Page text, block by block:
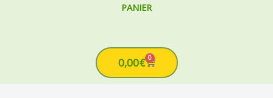
PANIER
0,00€ 0
Cart